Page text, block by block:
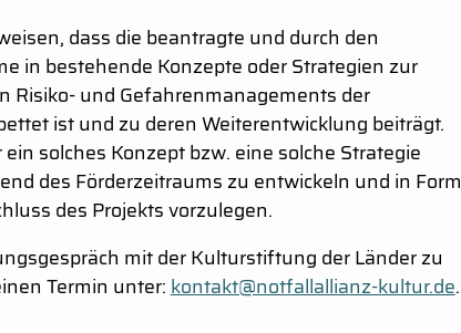
dass die beantragte und durch den
in bestehende Konzepte oder Strategien zur
Risiko- und Gefahrenmanagements der
ist und zu deren Weiterentwicklung beiträgt.
solches Konzept bzw. eine solche Strategie
des Förderzeitraums zu entwickeln und in Form
des Projekts vorzulegen.
mit der Kulturstiftung der Länder zu
Termin unter:kontakt@notfallallianz-kultur.de.